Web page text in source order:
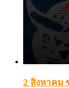
2 สิงหาคม